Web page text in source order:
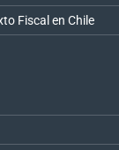
Fiscal en Chile